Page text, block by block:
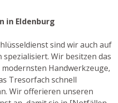
in Eldenburg
sind wir auch auf
Wir besitzen das
Handwerkzeuge,
Tresorfach schnell
Wir offerieren unseren